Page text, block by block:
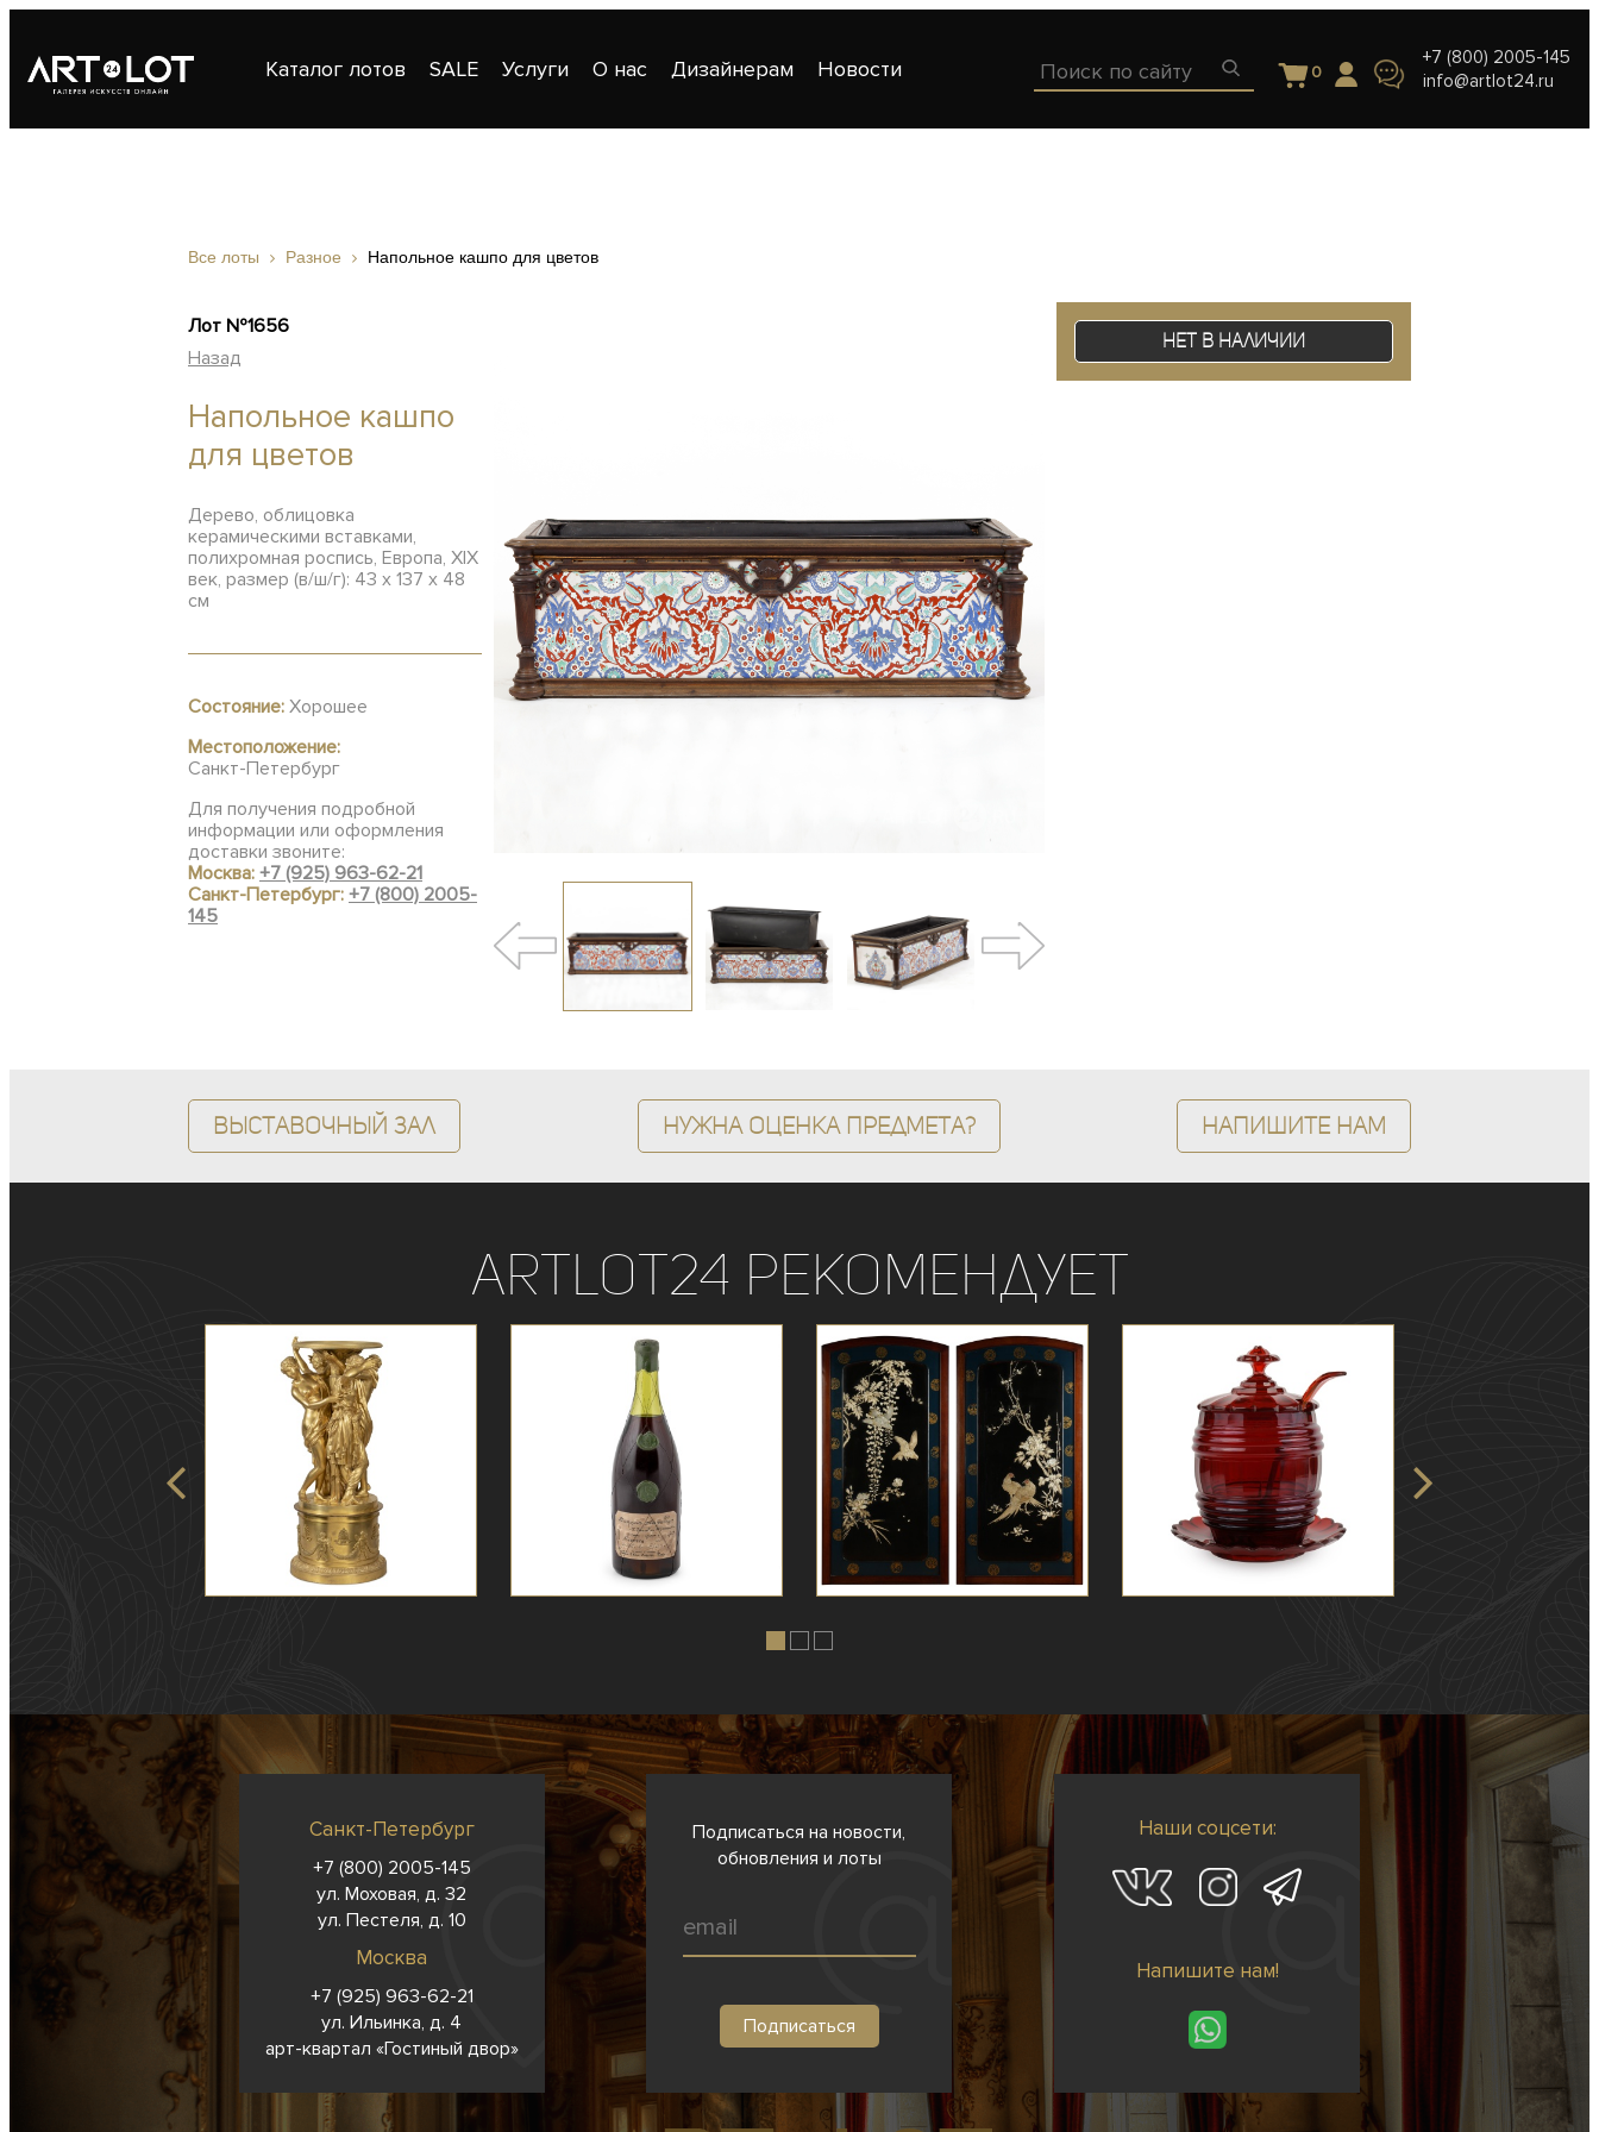
Каталог лотов SALE Услуги О нас Дизайнерам Новости 0
+7 (800) 2005-145
info@artlot24.ru
Все лоты Разное Напольное кашпо для цветов
Лот №1656
Назад
Напольное кашпо
для цветов
Дерево, облицовка
керамическими вставками,
полихромная роспись, Европа, XIX
век, размер (в/ш/г): 43 х 137 х 48
см
Состояние: Хорошее
Местоположение:
Санкт-Петербург
Для получения подробной
информации или оформления
доставки звоните:
Москва: +7 (925) 963-62-21
Санкт-Петербург: +7 (800) 2005-
145
Нет в наличии
Выставочный зал Нужна оценка предмета? Напишите нам
ArtLot24 рекомендует
Санкт-Петербург
+7 (800) 2005-145
ул. Моховая, д. 32
ул. Пестеля, д. 10
Москва
+7 (925) 963-62-21
ул. Ильинка, д. 4
арт-квартал «Гостиный двор»
Подписаться на новости,
обновления и лоты
Наши соцсети:
Напишите нам!